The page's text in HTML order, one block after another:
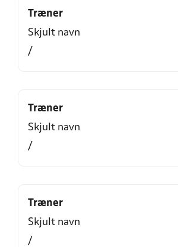
Træner
Skjult navn
/
Træner
Skjult navn
/
Træner
Skjult navn
/